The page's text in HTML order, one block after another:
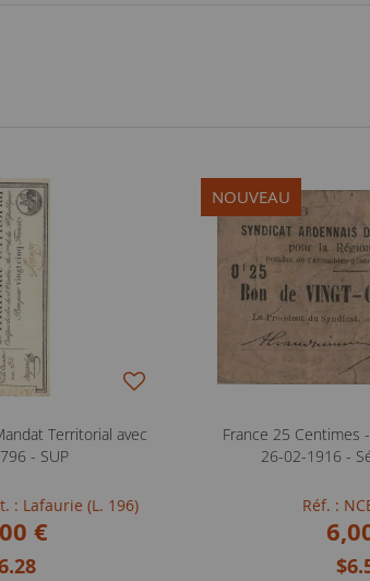
Territorial avec
- SUP
: Lafaurie (L. 196)
€
NOUVEAU
France 25 Centimes
26-02-1916 -
Réf. :